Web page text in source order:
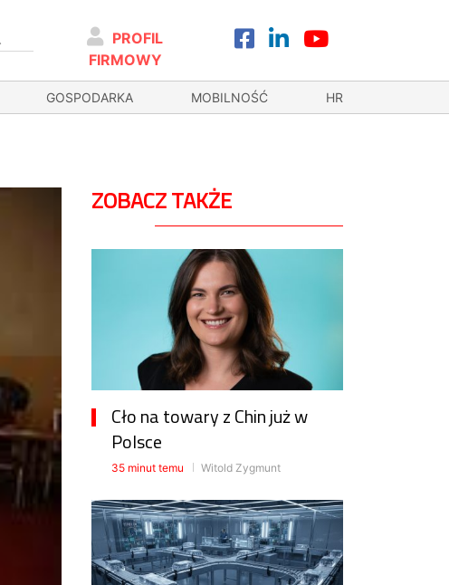
PROFIL
FIRMOWY
GOSPODARKA MOBILNOŚĆ HR
ZOBACZ TAKŻE
Cło na towary z Chin już w
Polsce
35 minut temu Witold Zygmunt